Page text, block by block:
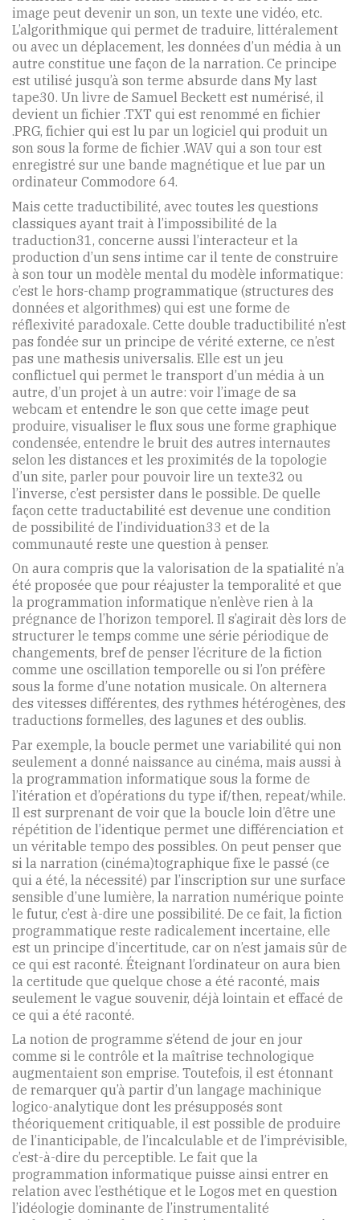
image peut devenir un son, un texte une vidéo, etc.
L’algorithmique qui permet de traduire, littéralement
ou avec un déplacement, les données d’un média à un
autre constitue une façon de la narration. Ce principe
est utilisé jusqu’à son terme absurde dans My last
tape30. Un livre de Samuel Beckett est numérisé, il
devient un fichier .TXT qui est renommé en fichier
.PRG, fichier qui est lu par un logiciel qui produit un
son sous la forme de fichier .WAV qui a son tour est
enregistré sur une bande magnétique et lue par un
ordinateur Commodore 64.
Mais cette traductibilité, avec toutes les questions
classiques ayant trait à l’impossibilité de la
traduction31, concerne aussi l’interacteur et la
production d’un sens intime car il tente de construire
à son tour un modèle mental du modèle informatique:
c’est le hors-champ programmatique (structures des
données et algorithmes) qui est une forme de
réflexivité paradoxale. Cette double traductibilité n’est
pas fondée sur un principe de vérité externe, ce n’est
pas une mathesis universalis. Elle est un jeu
conflictuel qui permet le transport d’un média à un
autre, d’un projet à un autre: voir l’image de sa
webcam et entendre le son que cette image peut
produire, visualiser le flux sous une forme graphique
condensée, entendre le bruit des autres internautes
selon les distances et les proximités de la topologie
d’un site, parler pour pouvoir lire un texte32 ou
l’inverse, c’est persister dans le possible. De quelle
façon cette traductabilité est devenue une condition
de possibilité de l’individuation33 et de la
communauté reste une question à penser.
On aura compris que la valorisation de la spatialité n’a
été proposée que pour réajuster la temporalité et que
la programmation informatique n’enlève rien à la
prégnance de l’horizon temporel. Il s’agirait dès lors de
structurer le temps comme une série périodique de
changements, bref de penser l’écriture de la fiction
comme une oscillation temporelle ou si l’on préfère
sous la forme d’une notation musicale. On alternera
des vitesses différentes, des rythmes hétérogènes, des
traductions formelles, des lagunes et des oublis.
Par exemple, la boucle permet une variabilité qui non
seulement a donné naissance au cinéma, mais aussi à
la programmation informatique sous la forme de
l’itération et d’opérations du type if/then, repeat/while.
Il est surprenant de voir que la boucle loin d’être une
répétition de l’identique permet une différenciation et
un véritable tempo des possibles. On peut penser que
si la narration (cinéma)tographique fixe le passé (ce
qui a été, la nécessité) par l’inscription sur une surface
sensible d’une lumière, la narration numérique pointe
le futur, c’est à-dire une possibilité. De ce fait, la fiction
programmatique reste radicalement incertaine, elle
est un principe d’incertitude, car on n’est jamais sûr de
ce qui est raconté. Éteignant l’ordinateur on aura bien
la certitude que quelque chose a été raconté, mais
seulement le vague souvenir, déjà lointain et effacé de
ce qui a été raconté.
La notion de programme s’étend de jour en jour
comme si le contrôle et la maîtrise technologique
augmentaient son emprise. Toutefois, il est étonnant
de remarquer qu’à partir d’un langage machinique
logico-analytique dont les présupposés sont
théoriquement critiquable, il est possible de produire
de l’inanticipable, de l’incalculable et de l’imprévisible,
c’est-à-dire du perceptible. Le fait que la
programmation informatique puisse ainsi entrer en
relation avec l’esthétique et le Logos met en question
l’idéologie dominante de l’instrumentalité